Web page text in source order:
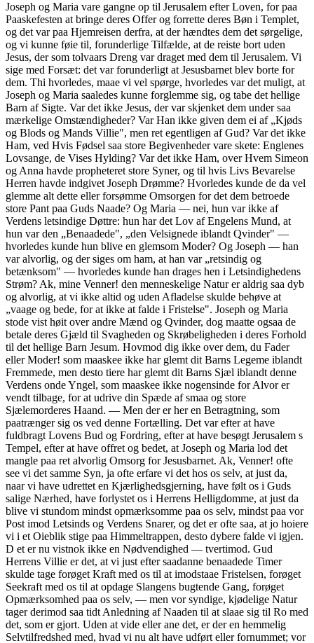
Joseph og Maria vare gangne op til Jerusalem efter Loven, for paa
Paaskefesten at bringe deres Offer og forrette deres Bøn i Templet,
og det var paa Hjemreisen derfra, at der hændtes dem det sørgelige,
og vi kunne føie til, forunderlige Tilfælde, at de reiste bort uden
Jesus, der som tolvaars Dreng var draget med dem til Jerusalem. Vi
sige med Forsæt: det var forunderligt at Jesusbarnet blev borte for
dem. Thi hvorledes, maae vi vel spørge, hvorledes var det muligt, at
Joseph og Maria saaledes kunne forglemme sig, og tabe det hellige
Barn af Sigte. Var det ikke Jesus, der var skjenket dem under saa
mærkelige Omstændigheder? Var Han ikke given dem ei af „Kjøds
og Blods og Mands Villie", men ret egentligen af Gud? Var det ikke
Ham, ved Hvis Fødsel saa store Begivenheder vare skete: Englenes
Lovsange, de Vises Hylding? Var det ikke Ham, over Hvem Simeon
og Anna havde propheteret store Syner, og til hvis Livs Bevarelse
Herren havde indgivet Joseph Drømme? Hvorledes kunde de da vel
glemme alt dette eller forsømme Omsorgen for det dem betroede
store Pant paa Guds Naade? Og Maria — nei, hun var ikke af
Verdens letsindige Døttre: hun har det Lov af Engelens Mund, at
hun var den „Benaadede", „den Velsignede iblandt Qvinder" —
hvorledes kunde hun blive en glemsom Moder? Og Joseph — han
var alvorlig, og der siges om ham, at han var „retsindig og
betænksom" — hvorledes kunde han drages hen i Letsindighedens
Strøm? Ak, mine Venner! den menneskelige Natur er aldrig saa dyb
og alvorlig, at vi ikke altid og uden Afladelse skulde behøve at
„vaage og bede, for at ikke at falde i Fristelse". Joseph og Maria
stode vist høit over andre Mænd og Qvinder, dog maatte ogsaa de
betale deres Gjæld til Svagheden og Skrøbeligheden i deres Forhold
til det hellige Barn Jesum. Hovmod dig ikke over dem, du Fader
eller Moder! som maaskee ikke har glemt dit Barns Legeme iblandt
Fremmede, men desto tiere har glemt dit Barns Sjæl iblandt denne
Verdens onde Yngel, som maaskee ikke nogensinde for Alvor er
vendt tilbage, for at udrive din Spæde af smaa og store
Sjælemorderes Haand. — Men der er her en Betragtning, som
paatrænger sig os ved denne Fortælling. Det var efter at have
fuldbragt Lovens Bud og Fordring, efter at have besøgt Jerusalem s
Tempel, efter at have offret og bedet, at Joseph og Maria lod det
mangle paa ret alvorlig Omsorg for Jesusbarnet. Ak, Venner! ofte
see vi det samme Syn, ja ofte erfare vi det hos os selv, at just da,
naar vi have udrettet en Kjærlighedsgjerning, have følt os i Guds
salige Nærhed, have forlystet os i Herrens Helligdomme, at just da
blive vi stundom mindst opmærksomme paa os selv, mindst paa vor
Post imod Letsinds og Verdens Snarer, og det er ofte saa, at jo hoiere
vi i et Oieblik stige paa Himmeltrappen, desto dybere falde vi igjen.
D et er nu vistnok ikke en Nødvendighed — tvertimod. Gud
Herrens Villie er det, at vi just efter saadanne benaadede Timer
skulde tage forøget Kraft med os til at imodstaae Fristelsen, forøget
Seekraft med os til at opdage Slangens bugtende Gang, forøget
Opmærksomhed paa os selv, — men vor syndige, kjødelige Natur
tager derimod saa tidt Anledning af Naaden til at slaae sig til Ro med
det, som er gjort. Uden at vide eller ane det, er der en hemmelig
Selvtilfredshed med, hvad vi nu alt have udført eller fornummet; vor